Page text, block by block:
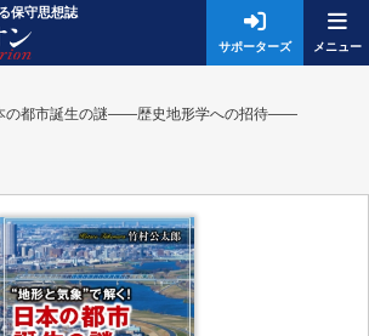
保守思想誌
サポーターズ
の都市誕生の謎――歴史地形学への招待――